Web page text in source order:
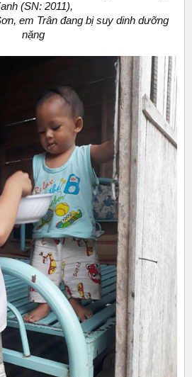
(SN: 2011),
em Trân đang bị suy dinh dưỡng
nặng